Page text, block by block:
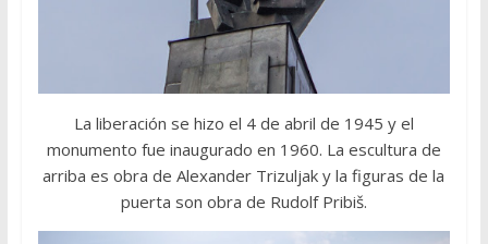
La liberación se hizo el 4 de abril de 1945 y el
monumento fue inaugurado en 1960. La escultura de
arriba es obra de Alexander Trizuljak y la figuras de la
puerta son obra de Rudolf Pribiš.